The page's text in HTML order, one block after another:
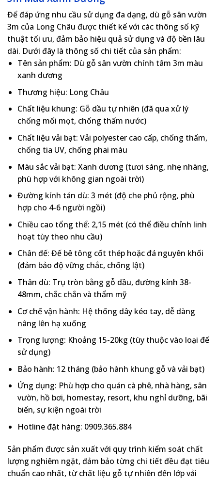
Để đáp ứng nhu cầu sử dụng đa dạng, dù gỗ sân vườn
3m của Long Châu được thiết kế với các thông số kỹ
thuật tối ưu, đảm bảo hiệu quả sử dụng và độ bền lâu
dài. Dưới đây là thông số chi tiết của sản phẩm:
Tên sản phẩm: Dù gỗ sân vườn chính tâm 3m màu
xanh dương
Thương hiệu: Long Châu
Chất liệu khung: Gỗ dầu tự nhiên (đã qua xử lý
chống mối mọt, chống thấm nước)
Chất liệu vải bạt: Vải polyester cao cấp, chống thấm,
chống tia UV, chống phai màu
Màu sắc vải bạt: Xanh dương (tươi sáng, nhẹ nhàng,
phù hợp với không gian ngoài trời)
Đường kính tán dù: 3 mét (độ che phủ rộng, phù
hợp cho 4-6 người ngồi)
Chiều cao tổng thể: 2,15 mét (có thể điều chỉnh linh
hoạt tùy theo nhu cầu)
Chân đế: Đế bê tông cốt thép hoặc đá nguyên khối
(đảm bảo độ vững chắc, chống lật)
Thân dù: Trụ tròn bằng gỗ dầu, đường kính 38-
48mm, chắc chắn và thẩm mỹ
Cơ chế vận hành: Hệ thống dây kéo tay, dễ dàng
nâng lên hạ xuống
Trọng lượng: Khoảng 15-20kg (tùy thuộc vào loại đế
sử dụng)
Bảo hành: 12 tháng (bảo hành khung gỗ và vải bạt)
Ứng dụng: Phù hợp cho quán cà phê, nhà hàng, sân
vườn, hồ bơi, homestay, resort, khu nghỉ dưỡng, bãi
biển, sự kiện ngoài trời
Hotline đặt hàng: 0909.365.884
Sản phẩm được sản xuất với quy trình kiểm soát chất
lượng nghiêm ngặt, đảm bảo từng chi tiết đều đạt tiêu
chuẩn cao nhất, từ chất liệu gỗ tự nhiên đến lớp vải